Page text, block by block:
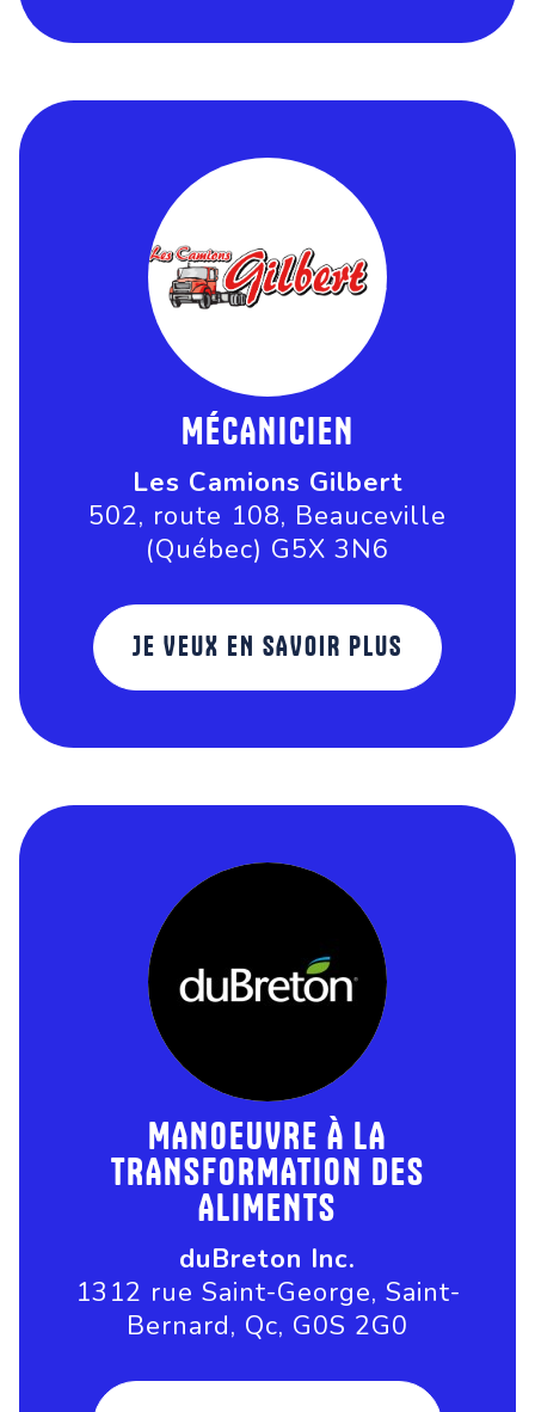
MÉCANICIEN
Les Camions Gilbert
502, route 108, Beauceville
(Québec) G5X 3N6
JE VEUX EN SAVOIR PLUS
MANOEUVRE À LA
TRANSFORMATION DES
ALIMENTS
duBreton Inc.
1312 rue Saint-George, Saint-
Bernard, Qc, G0S 2G0